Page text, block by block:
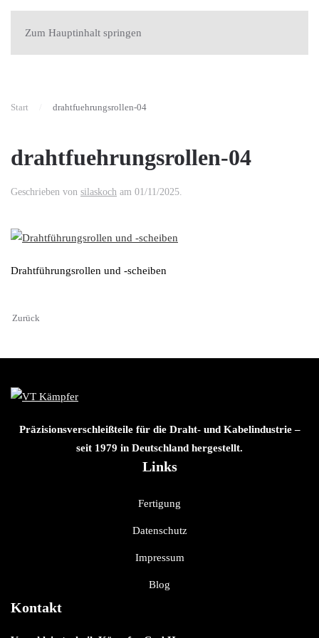
Zum Hauptinhalt springen
Start drahtfuehrungsrollen-04
drahtfuehrungsrollen-04
Geschrieben von silaskoch am 01/11/2025.
Drahtführungsrollen und -scheiben
Zurück
Präzisionsverschleißteile für die Draht- und Kabelindustrie –
seit 1979 in Deutschland hergestellt.
Links
Fertigung
Datenschutz
Impressum
Blog
Kontakt